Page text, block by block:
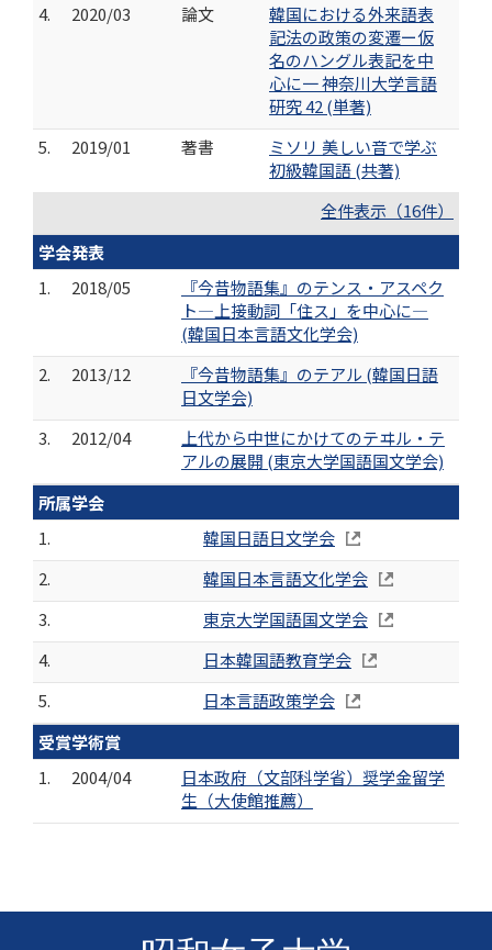
4.
2020/03 論文
韓国における外来語表
記法の政策の変遷ー仮
名のハングル表記を中
心に一 神奈川大学言語
研究 42 (単著)
5.
2019/01 著書
ミソリ 美しい音で学ぶ
初級韓国語 (共著)
全件表示（16件）
学会発表
1.
2018/05
『今昔物語集』のテンス・アスペク
ト―上接動詞「住ス」を中心に―
(韓国日本言語文化学会)
2.
2013/12
『今昔物語集』のテアル (韓国日語
日文学会)
3.
2012/04
上代から中世にかけてのテヰル・テ
アルの展開 (東京大学国語国文学会)
所属学会
1.
韓国日語日文学会
2.
韓国日本言語文化学会
3.
東京大学国語国文学会
4.
日本韓国語教育学会
5.
日本言語政策学会
受賞学術賞
1.
2004/04
日本政府（文部科学省）奨学金留学
生（大使館推薦）